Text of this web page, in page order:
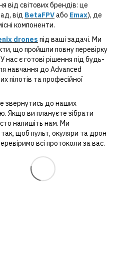
від світових брендів: це
від BetaFPVабо Emax), де
компоненти.
drones під ваші задачі. Ми
що пройшли повну перевірку
є готові рішення під будь-
навчання до Advanced
пілотів та професійної
звернутись до наших
Якщо ви плануєте зібрати
напишіть нам. Ми
щоб пульт, окуляри та дрон
всі протоколи за вас.